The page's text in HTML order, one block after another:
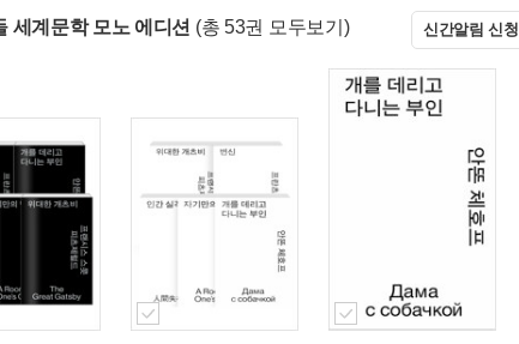
세계문학 모노 에디션 (총 53권 모두보기) 신간알림 신청